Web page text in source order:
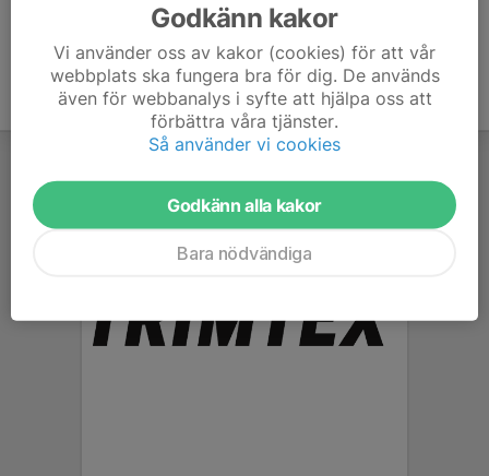
Godkänn kakor
Vi använder oss av kakor (cookies) för att vår
webbplats ska fungera bra för dig. De används
även för webbanalys i syfte att hjälpa oss att
förbättra våra tjänster.
Så använder vi cookies
Godkänn alla kakor
Bara nödvändiga